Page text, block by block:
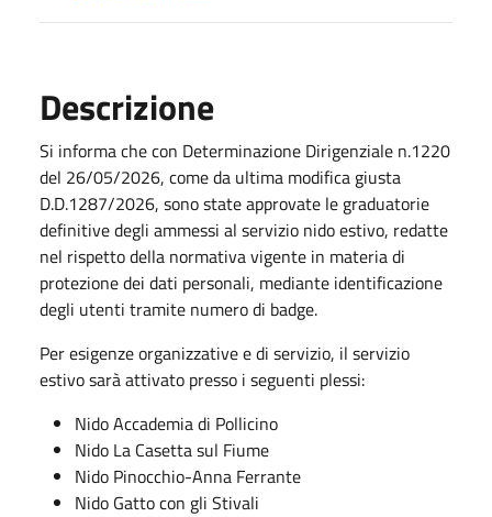
Descrizione
Si informa che con Determinazione Dirigenziale n.1220
del 26/05/2026, come da ultima modifica giusta
D.D.1287/2026, sono state approvate le graduatorie
definitive degli ammessi al servizio nido estivo, redatte
nel rispetto della normativa vigente in materia di
protezione dei dati personali, mediante identificazione
degli utenti tramite numero di badge.
Per esigenze organizzative e di servizio, il servizio
estivo sarà attivato presso i seguenti plessi:
Nido Accademia di Pollicino
Nido La Casetta sul Fiume
Nido Pinocchio-Anna Ferrante
Nido Gatto con gli Stivali